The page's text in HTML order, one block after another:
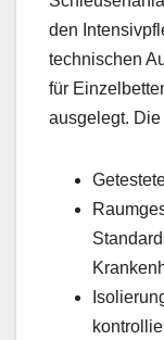
den
technischen
für
ausgelegt.